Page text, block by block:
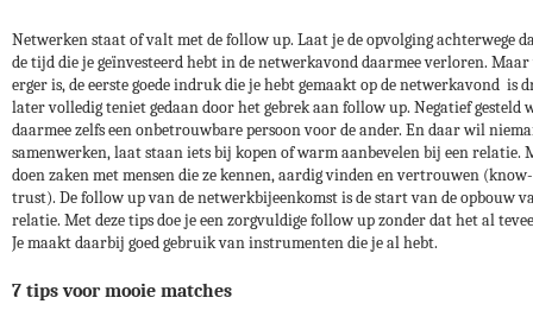
Netwerken staat of valt met de follow up. Laat je de opvolging achterwege
de tijd die je geïnvesteerd hebt in de netwerkavond daarmee verloren.
erger is, de eerste goede indruk die je hebt gemaakt op de netwerkavond is
later volledig teniet gedaan door het gebrek aan follow up. Negatief gesteld
daarmee zelfs een onbetrouwbare persoon voor de ander. En daar wil
samenwerken, laat staan iets bij kopen of warm aanbevelen bij een relatie.
doen zaken met mensen die ze kennen, aardig vinden en vertrouwen
trust). De follow up van de netwerkbijeenkomst is de start van de opbouw
relatie. Met deze tips doe je een zorgvuldige follow up zonder dat het al
Je maakt daarbij goed gebruik van instrumenten die je al hebt.
7 tips voor mooie matches